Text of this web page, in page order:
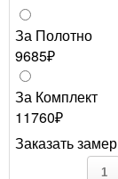
За Полотно
9685₽
За Комплект
11760₽
Заказать замер